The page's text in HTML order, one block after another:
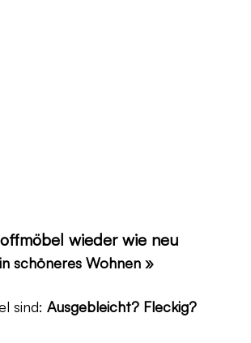
wieder wie neu
schöneres Wohnen »
sind: Ausgebleicht? Fleckig?